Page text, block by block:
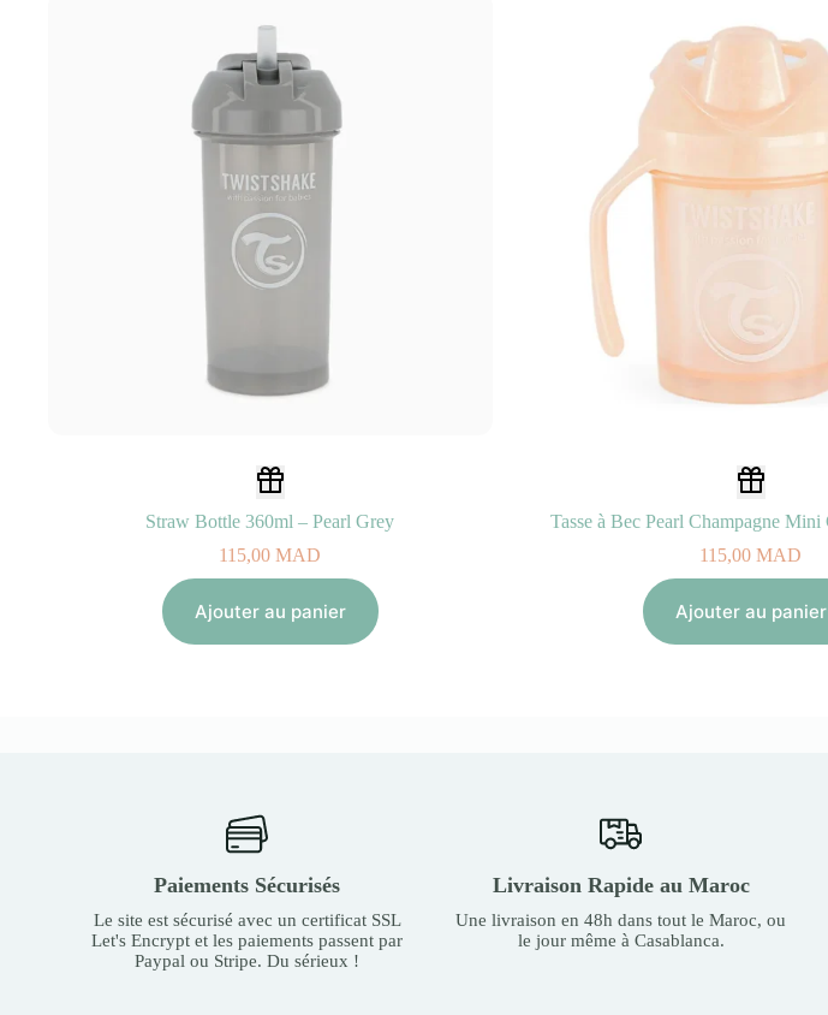
Straw Bottle 360ml – Pearl Grey
115,00 MAD
Ajouter au panier
115,00 MAD
Ajouter au panier
Paiements Sécurisés
Le site est sécurisé avec un certificat SSL
Let's Encrypt et les paiements passent par
Paypal ou Stripe. Du sérieux !
Livraison Rapide au Maroc
Une livraison en 48h dans tout le Maroc, ou
le jour même à Casablanca.